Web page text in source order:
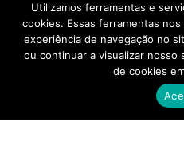
Utilizamos ferramentas e
cookies. Essas ferramentas
experiência de navegação no
ou continuar a visualizar nosso
de cookies